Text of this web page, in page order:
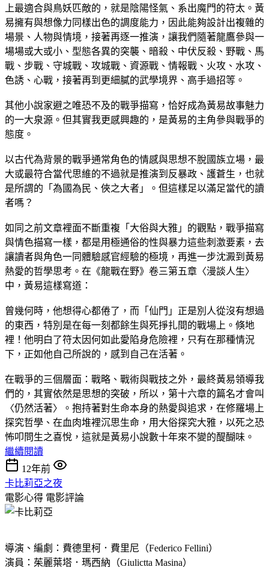
上最適合與鳥妖匹敵的，就是陰陽怪氣、系出魔門的符太。黃
易擁有與想像力同樣出色的調度能力，因此能夠設計出複雜的
場景、人物與情境，接著再逐一推演，讓我們隨著龍鷹參與一
場場或大或小、型態各異的突襲、暗殺、中伏反殺、野戰、馬
戰、步戰、守城戰、攻城戰、資源戰、情報戰、火攻、水攻、
色誘、心戰，接著再到更細膩的武學境界、高手過招等。
其他小說家避之唯恐不及的戰爭描寫，恰好成為黃易故事魅力
的一大泉源。但其實我更感興趣的，是黃易的主角參與戰爭的
態度。
以古代為背景的戰爭通常角色的情感與思想不脫國族立場，最
大或最符合當代思維的不過就是推演到反暴政、護蒼生，也就
是所謂的「為國為民、俠之大者」。但這樣足以滿足當代的讀
者嗎？
如同之前文章裡面不斷重複「大俗與大雅」的觀點，戰爭描寫
與情色描寫一樣，都是用極通俗的性與暴力這些刺激要素，去
讓讀者與角色一同體驗感官經驗的極境，再進一步沈澱到黃易
熱愛的哲學思考。在《龍戰在野》卷三第五章〈漫談人生〉
中，黃易這樣寫道：
曾幾何時，他想得心都倦了，而「仙門」正是別人從沒有想過
的東西，特別是在每一刻都餘生與死掙扎間的戰場上。倏地
裡！他明白了符太因何如此愛陷身危險裡，只有在那種情況
下，正如他自己所說的，感到自己在活著。
在戰爭的三個層面：戰略、戰術與戰技之外，最終黃易領導我
們的，其實依然是思想的突破，所以，第十六章的篇名才會叫
〈仍然活著〉。抱持著對生命本身的熱愛與追求，在修羅場上
探究哲學、在血肉堆裡沉思生命，用大俗探究大雅，以死之恐
怖叩問生之喜悅，這就是黃易小說數十年來不變的醍醐味。
繼續閱讀
12年前
卡比莉亞之夜
電影心得 電影評論
導演、編劇：費德里柯．費里尼（Federico Fellini）
演員：茱麗葉塔．瑪西納（Giulictta Masina）